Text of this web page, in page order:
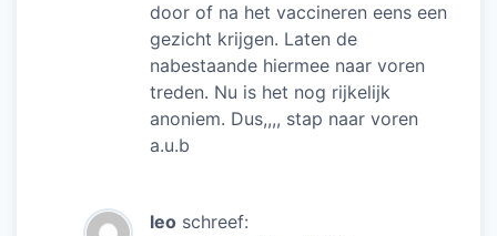
door of na het vaccineren eens een
gezicht krijgen. Laten de
nabestaande hiermee naar voren
treden. Nu is het nog rijkelijk
anoniem. Dus,,,, stap naar voren
a.u.b
leo schreef: